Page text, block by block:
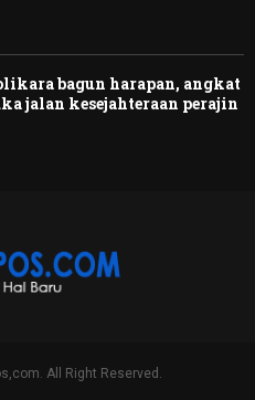
bagun harapan, angkat
jalan kesejahteraan perajin
All Right Reserved.